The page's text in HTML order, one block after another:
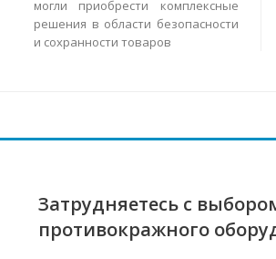
могли приобрести комплексные
решения в области безопасности
и сохранности товаров
Затрудняетесь с
противокражного